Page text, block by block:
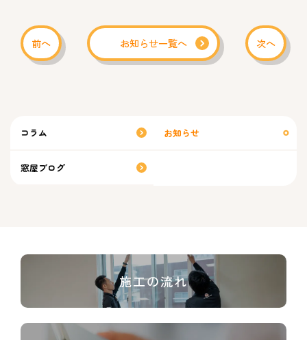
前へ 次へ
お知らせ一覧へ
コラム お知らせ
窓屋ブログ
施工の流れ